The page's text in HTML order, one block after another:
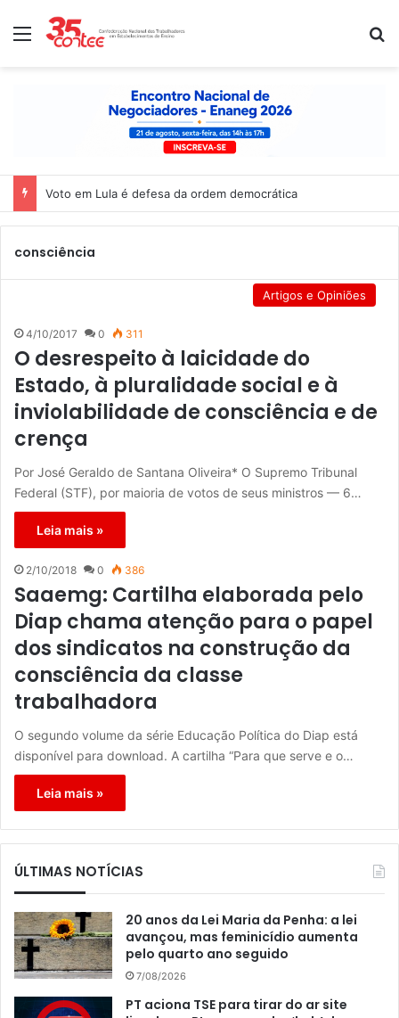
Menu
Voto em Lula é defesa da ordem democrática
consciência
Artigos e Opiniões
4/10/2017 0 311
O desrespeito à laicidade do
Estado, à pluralidade social e à
inviolabilidade de consciência e de
crença
Por José Geraldo de Santana Oliveira* O Supremo Tribunal
Federal (STF), por maioria de votos de seus ministros — 6…
Leia mais »
2/10/2018 0 386
Saaemg: Cartilha elaborada pelo
Diap chama atenção para o papel
dos sindicatos na construção da
consciência da classe
trabalhadora
O segundo volume da série Educação Política do Diap está
disponível para download. A cartilha “Para que serve e o…
Leia mais »
ÚLTIMAS NOTÍCIAS
20 anos da Lei Maria da Penha: a lei
avançou, mas feminicídio aumenta
pelo quarto ano seguido
7/08/2026
PT aciona TSE para tirar do ar site